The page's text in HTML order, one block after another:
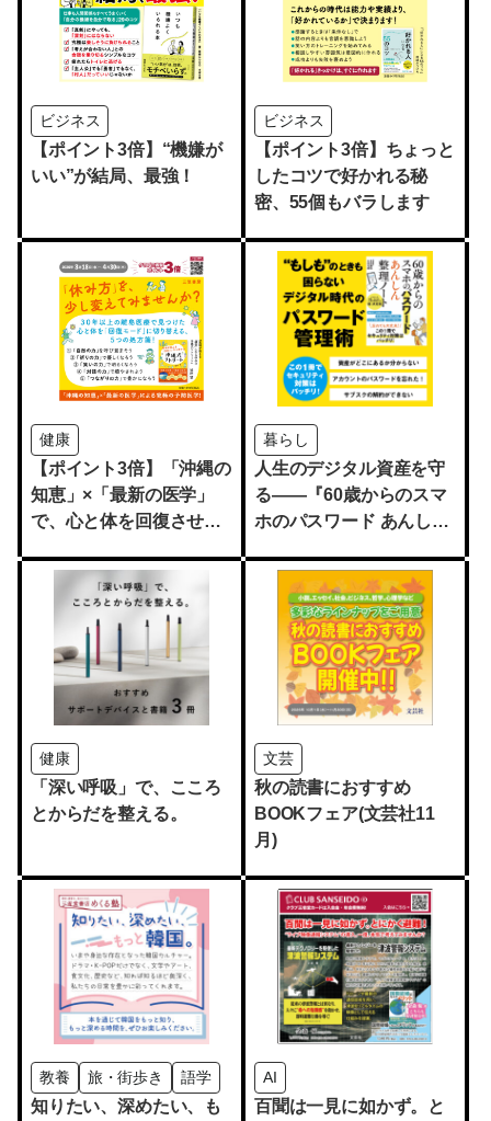
ビジネス
【ポイント3倍】“機嫌が
いい”が結局、最強！
ビジネス
【ポイント3倍】ちょっと
したコツで好かれる秘
密、55個もバラします
健康
【ポイント3倍】「沖縄の
知恵」×「最新の医学」
で、心と体を回復させよ
暮らし
人生のデジタル資産を守
る――『60歳からのスマ
ホのパスワード あんしん
発売
健康
「深い呼吸」で、こころ
とからだを整える。
文芸
秋の読書におすすめ
BOOKフェア(文芸社11
月)
教養 旅・街歩き 語学
知りたい、深めたい、も
AI
百聞は一見に如かず。と